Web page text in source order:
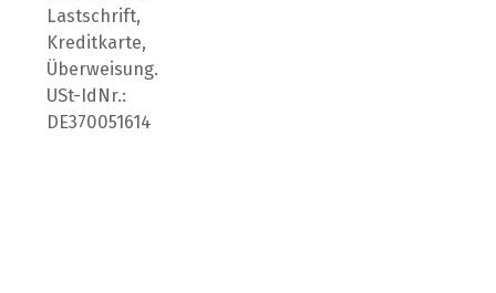
Lastschrift,
Kreditkarte,
Überweisung.
USt-IdNr.:
DE370051614